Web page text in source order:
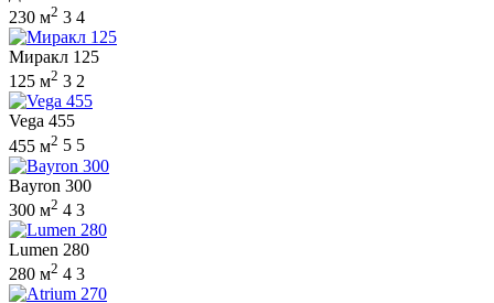
230 м2 3 4
Миракл 125
125 м2 3 2
Vega 455
455 м2 5 5
Bayron 300
300 м2 4 3
Lumen 280
280 м2 4 3